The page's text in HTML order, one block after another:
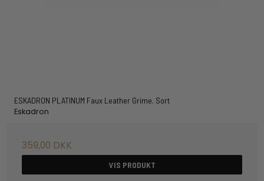
ESKADRON PLATINUM Faux Leather Grime. Sort
Eskadron
359,00 DKK
VIS PRODUKT